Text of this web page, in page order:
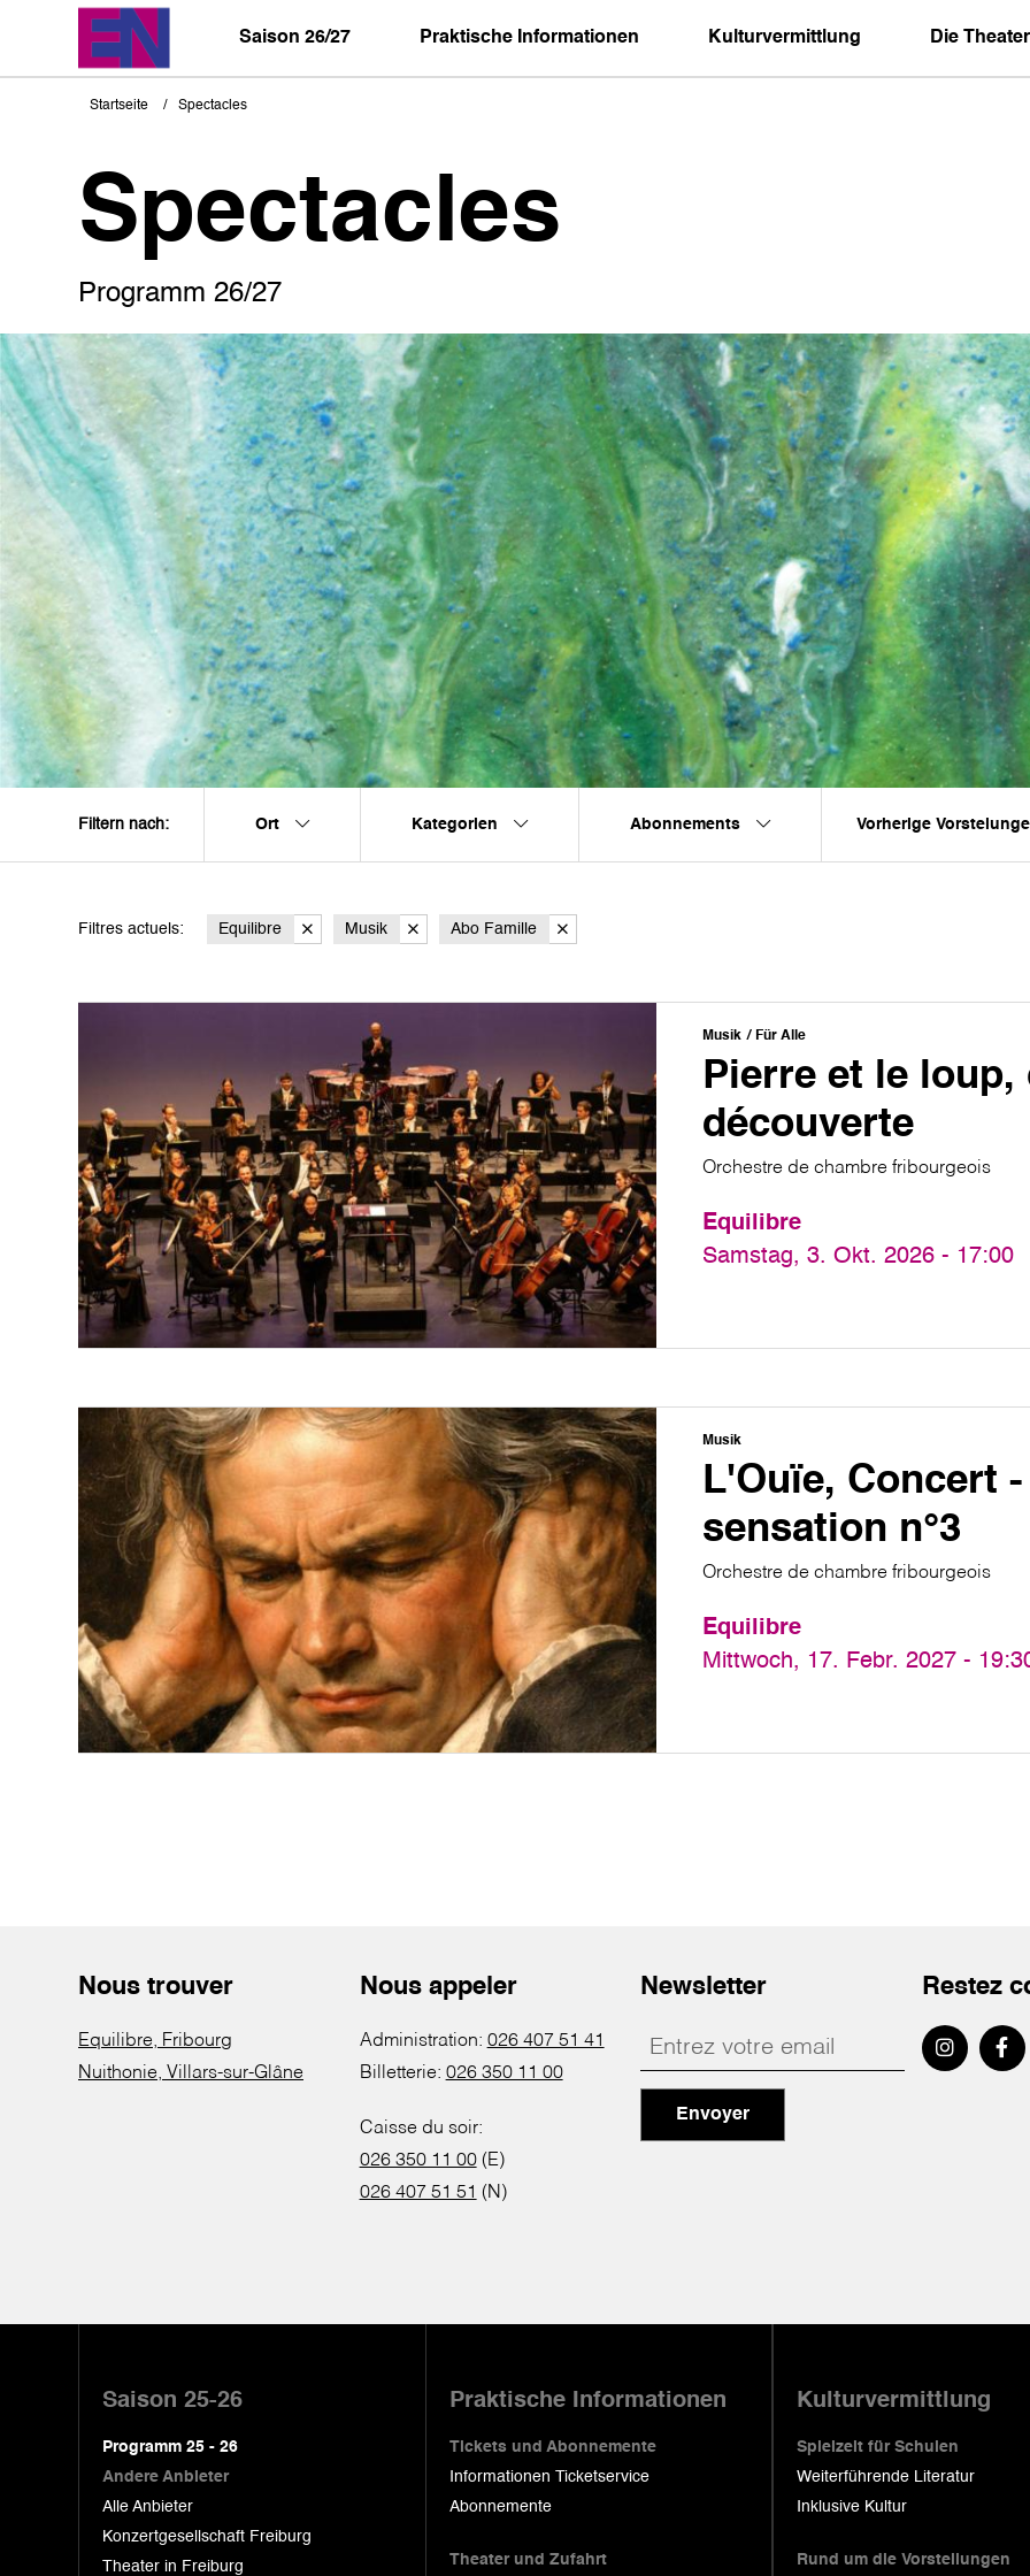
Saison 26/27 Praktische Informationen Kulturvermittlung Die Theater
Pfadnavigation
Startseite Spectacles
Spectacles
Programm 26/27
Filtern nach: Ort Kategorien Abonnements Vorherige
Filtres actuels: Equilibre Musik Abo Famille
Musik Für Alle
Pierre et le loup,
découverte
Orchestre de chambre fribourgeois
Equilibre
Samstag, 3. Okt. 2026 - 17:00
Musik
L'Ouïe, Concert -
sensation n°3
Orchestre de chambre fribourgeois
Equilibre
Mittwoch, 17. Febr. 2027 -
Nous trouver
Equilibre, Fribourg
Nuithonie, Villars-sur-Glâne
Nous appeler
Administration: 026 407 51 41
Billetterie: 026 350 11 00
Caisse du soir:
026 350 11 00(E)
026 407 51 51 (N)
Newsletter
Envoyer
Restez
Saison 25-26
Programm 25 - 26
Andere Anbieter
Alle Anbieter
Konzertgesellschaft Freiburg
Theater in Freiburg
Praktische Informationen
Tickets und Abonnemente
Informationen Ticketservice
Abonnemente
Theater und Zufahrt
Kulturvermittlung
Spielzeit für Schulen
Weiterführende Literatur
Inklusive Kultur
Rund um die Vorstellungen